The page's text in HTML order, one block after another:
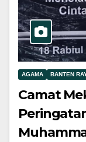
AGAMA BANTEN
Camat